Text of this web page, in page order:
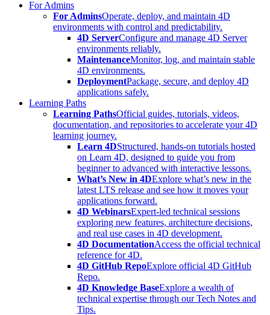
For Admins
For AdminsOperate, deploy, and maintain 4D
environments with control and predictability.
4D ServerConfigure and manage 4D Server
environments reliably.
MaintenanceMonitor, log, and maintain stable
4D environments.
DeploymentPackage, secure, and deploy 4D
applications safely.
Learning Paths
Learning PathsOfficial guides, tutorials, videos,
documentation, and repositories to accelerate your 4D
learning journey.
Learn 4DStructured, hands-on tutorials hosted
on Learn 4D, designed to guide you from
beginner to advanced with interactive lessons.
What’s New in 4DExplore what’s new in the
latest LTS release and see how it moves your
applications forward.
4D WebinarsExpert-led technical sessions
exploring new features, architecture decisions,
and real use cases in 4D development.
4D DocumentationAccess the official technical
reference for 4D.
4D GitHub RepoExplore official 4D GitHub
Repo.
4D Knowledge BaseExplore a wealth of
technical expertise through our Tech Notes and
Tips.